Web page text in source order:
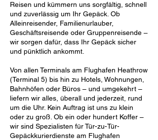
Reisen und kümmern uns sorgfältig, schnell
und zuverlässig um Ihr Gepäck. Ob
Alleinreisender, Familienurlauber,
Geschäftsreisende oder Gruppenreisende –
wir sorgen dafür, dass Ihr Gepäck sicher
und pünktlich ankommt.
Von allen Terminals am Flughafen Heathrow
(Terminal 5) bis hin zu Hotels, Wohnungen,
Bahnhöfen oder Büros – und umgekehrt –
liefern wir alles, überall und jederzeit, rund
um die Uhr. Kein Auftrag ist uns zu klein
oder zu groß. Ob ein oder hundert Koffer –
wir sind Spezialisten für Tür-zu-Tür-
Gepäckkurierdienste am Flughafen